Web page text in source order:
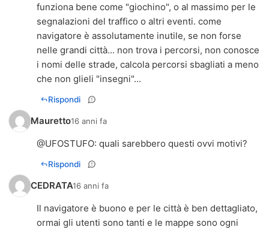
funziona bene come "giochino", o al massimo per le
segnalazioni del traffico o altri eventi. come
navigatore è assolutamente inutile, se non forse
nelle grandi città... non trova i percorsi, non conosce
i nomi delle strade, calcola percorsi sbagliati a meno
che non glieli "insegni"...
Rispondi
Mauretto16 anni fa
@UFOSTUFO: quali sarebbero questi ovvi motivi?
Rispondi
CEDRATA16 anni fa
Il navigatore è buono e per le città è ben dettagliato,
ormai gli utenti sono tanti e le mappe sono ogni